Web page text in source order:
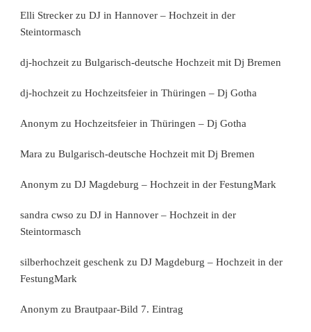
Elli Strecker zu DJ in Hannover – Hochzeit in der
Steintormasch
dj-hochzeit zu Bulgarisch-deutsche Hochzeit mit Dj Bremen
dj-hochzeit zu Hochzeitsfeier in Thüringen – Dj Gotha
Anonym zu Hochzeitsfeier in Thüringen – Dj Gotha
Mara zu Bulgarisch-deutsche Hochzeit mit Dj Bremen
Anonym zu DJ Magdeburg – Hochzeit in der FestungMark
sandra cwso zu DJ in Hannover – Hochzeit in der
Steintormasch
silberhochzeit geschenk zu DJ Magdeburg – Hochzeit in der
FestungMark
Anonym zu Brautpaar-Bild 7. Eintrag